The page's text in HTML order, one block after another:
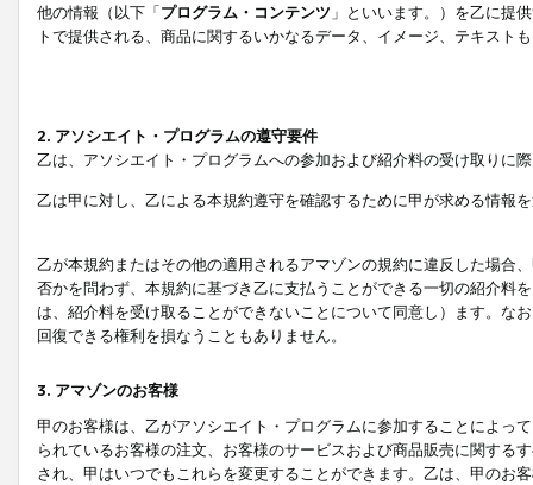
他の情報（以下「プログラム・コンテンツ 」といいます。）を乙に提
トで提供される、商品に関するいかなるデータ、イメージ、テキス
2. アソシエイト・プログラムの遵守要件
乙は、アソシエイト・プログラムへの参加および紹介料の受け取りに
乙は甲に対し、乙による本規約遵守を確認するために甲が求める情報
乙が本規約またはその他の適用されるアマゾンの規約に違反した場合
否かを問わず、本規約に基づき乙に支払うことができる一切の紹介料
は、紹介料を受け取ることができないことについて同意し）ます。な
回復できる権利を損なうこともありません。
3. アマゾンのお客様
甲のお客様は、乙がアソシエイト・プログラムに参加することによっ
られているお客様の注文、お客様のサービスおよび商品販売に関する
され、甲はいつでもこれらを変更することができます。乙は、甲のお